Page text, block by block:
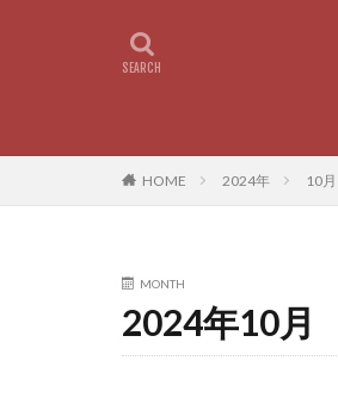
HOME 2024年 10月
MONTH
2024年10月